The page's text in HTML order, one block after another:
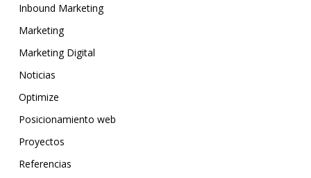
Inbound Marketing
Marketing
Marketing Digital
Noticias
Optimize
Posicionamiento web
Proyectos
Referencias